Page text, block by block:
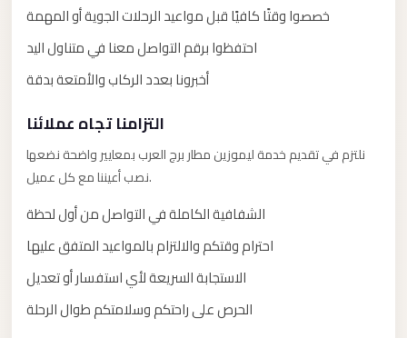
خصصوا وقتًا كافيًا قبل مواعيد الرحلات الجوية أو المهمة
احتفظوا برقم التواصل معنا في متناول اليد
أخبرونا بعدد الركاب والأمتعة بدقة
التزامنا تجاه عملائنا
نلتزم في تقديم خدمة ليموزين مطار برج العرب بمعايير واضحة نضعها
نصب أعيننا مع كل عميل.
الشفافية الكاملة في التواصل من أول لحظة
احترام وقتكم والالتزام بالمواعيد المتفق عليها
الاستجابة السريعة لأي استفسار أو تعديل
الحرص على راحتكم وسلامتكم طوال الرحلة
Sheikh
Transfer
from
Cairo
Sharm
Sheikh
Taxi
Sharm
Sheikh